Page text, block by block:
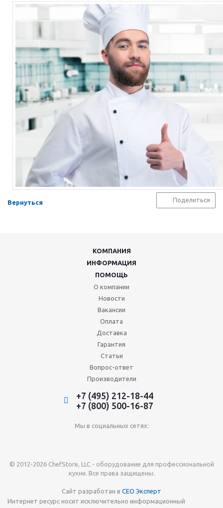
Вернуться Поделиться
КОМПАНИЯ
ИНФОРМАЦИЯ
ПОМОЩЬ
О компании
Новости
Вакансии
Оплата
Доставка
Гарантия
Статьи
Вопрос-ответ
Производители
+7 (495) 212-18-44
+7 (800) 500-16-87
Мы в социальных сетях:
© 2012-2026 ChefStore, LLC - оборудование для профессиональной
кухни. Все права защищены.
Сайт разработан в СЕО Эксперт
Интернет ресурс носит исключительно информационный